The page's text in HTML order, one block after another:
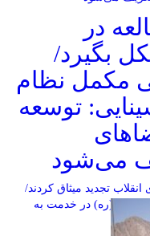
در
بگیرد/
مکمل نظام
توسعه
می‌شود